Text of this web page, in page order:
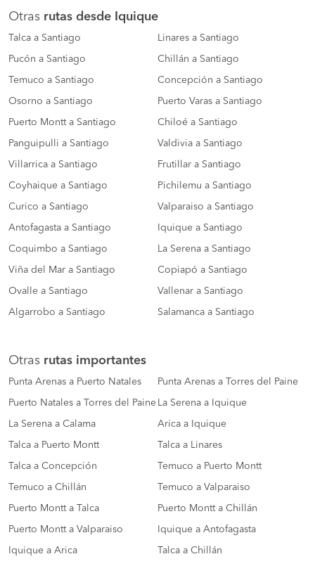
Otras rutas desde Iquique
Talca a Santiago Linares a Santiago
Pucón a Santiago Chillán a Santiago
Temuco a Santiago Concepción a Santiago
Osorno a Santiago Puerto Varas a Santiago
Puerto Montt a Santiago Chiloé a Santiago
Panguipulli a Santiago Valdivia a Santiago
Villarrica a Santiago Frutillar a Santiago
Coyhaique a Santiago Pichilemu a Santiago
Curico a Santiago Valparaiso a Santiago
Antofagasta a Santiago Iquique a Santiago
Coquimbo a Santiago La Serena a Santiago
Viña del Mar a Santiago Copiapó a Santiago
Ovalle a Santiago Vallenar a Santiago
Algarrobo a Santiago Salamanca a Santiago
Otras rutas importantes
Punta Arenas a Puerto Natales Punta Arenas a Torres del Paine
Puerto Natales a Torres del Paine La Serena a Iquique
La Serena a Calama Arica a Iquique
Talca a Puerto Montt Talca a Linares
Talca a Concepción Temuco a Puerto Montt
Temuco a Chillán Temuco a Valparaiso
Puerto Montt a Talca Puerto Montt a Chillán
Puerto Montt a Valparaiso Iquique a Antofagasta
Iquique a Arica Talca a Chillán